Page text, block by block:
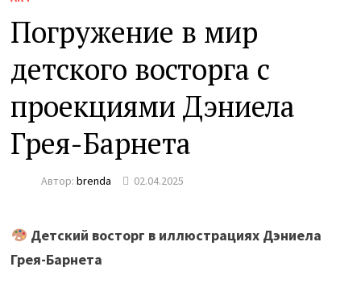
Погружение в мир
детского восторга с
проекциями Дэниела
Грея-Барнета
Автор:brenda 02.04.2025
Детский восторг в иллюстрациях Дэниела
Грея-Барнета